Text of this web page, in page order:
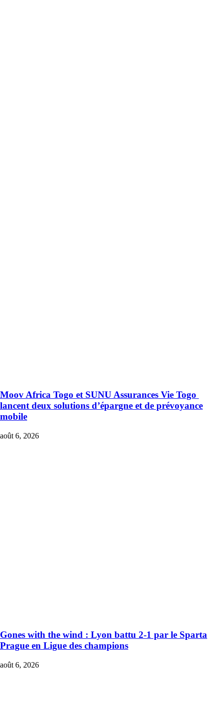
Moov Africa Togo et SUNU Assurances Vie Togo
lancent deux solutions d’épargne et de prévoyance
mobile
août 6, 2026
Gones with the wind : Lyon battu 2-1 par le Sparta
Prague en Ligue des champions
août 6, 2026